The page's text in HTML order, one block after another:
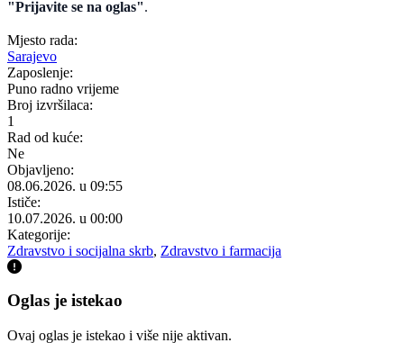
"Prijavite se na oglas".
Mjesto rada:
Sarajevo
Zaposlenje:
Puno radno vrijeme
Broj izvršilaca:
1
Rad od kuće:
Ne
Objavljeno:
08.06.2026. u 09:55
Ističe:
10.07.2026. u 00:00
Kategorije:
Zdravstvo i socijalna skrb, Zdravstvo i farmacija
Oglas je istekao
Ovaj oglas je istekao i više nije aktivan.